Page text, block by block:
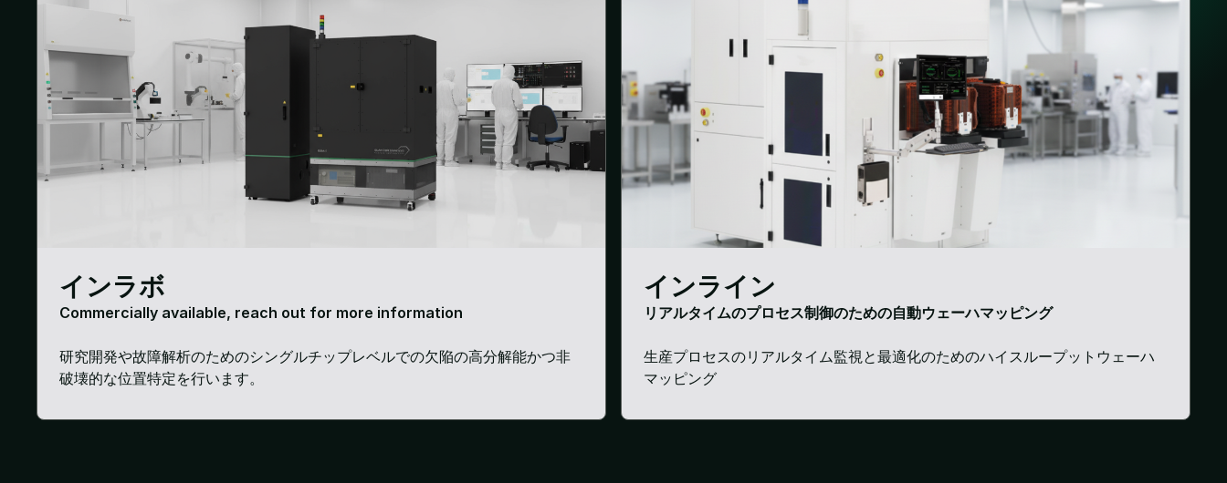
インラボ
Commercially available, reach out for more information
研究開発や故障解析のためのシングルチップレベルでの欠陥の高分解能かつ非
破壊的な位置特定を行います。
インライン
リアルタイムのプロセス制御のための自動ウェーハマッピング
生産プロセスのリアルタイム監視と最適化のためのハイスループットウェーハ
マッピング